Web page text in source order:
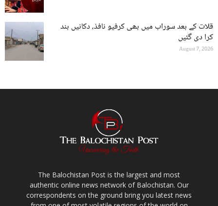
قلات کے بعد سوراب میں بھی کرفیو نافذ، دکانیں بند
کرا دی گئیں
August 7, 2026
The Balochistan Post is the largest and most
authentic online news network of Balochistan. Our
correspondents on the ground bring you latest news